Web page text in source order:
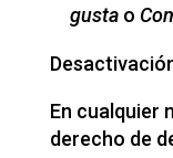
gustao
En cualquier
derecho de